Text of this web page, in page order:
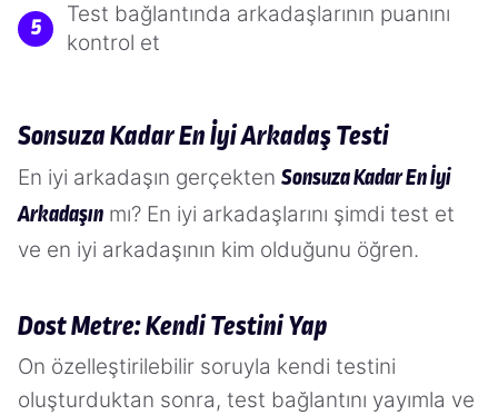
Test bağlantında arkadaşlarının puanını
kontrol et
Sonsuza Kadar En İyi Arkadaş Testi
En iyi arkadaşın gerçekten Sonsuza Kadar En İyi
Arkadaşın mı? En iyi arkadaşlarını şimdi test et
ve en iyi arkadaşının kim olduğunu öğren.
Dost Metre: Kendi Testini Yap
On özelleştirilebilir soruyla kendi testini
oluşturduktan sonra, test bağlantını yayımla ve